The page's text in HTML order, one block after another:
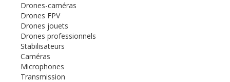
Drones-caméras
Drones FPV
Drones jouets
Drones professionnels
Stabilisateurs
Caméras
Microphones
Transmission